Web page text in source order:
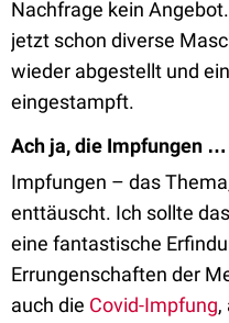
Nachfrage kein
jetzt schon diverse
wieder abgestellt und
eingestampft.
Ach ja, die Impfungen …
Impfungen – das
enttäuscht. Ich sollte
eine fantastische
Errungenschaften der
auch die Covid-Impfung,